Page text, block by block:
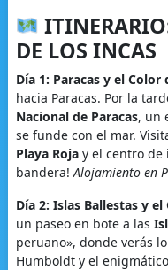
DE LOS INCAS
Día 1: Paracas y el Color
hacia Paracas. Por la
Nacional de Paracas, un
se funde con el mar.
Playa Rojay el centro de
bandera!Alojamiento en
Día 2: Islas Ballestas y
un paseo en bote a las
peruano», donde verás
Humboldt y el enigmático